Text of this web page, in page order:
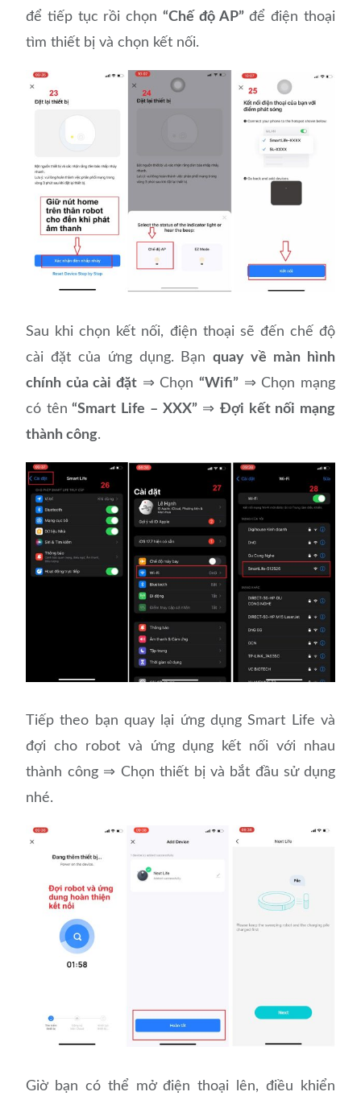
để tiếp tục rồi chọn “Chế độ AP”để điện thoại
tìm thiết bị và chọn kết nối.
Sau khi chọn kết nối, điện thoại sẽ đến chế độ
cài đặt của ứng dụng. Bạnquay về màn hình
chính của cài đặt ⇒ Chọn “Wifi”⇒ Chọn mạng
có tên “Smart Life – XXX”⇒ Đợi kết nối mạng
thành công.
Tiếp theo bạn quay lại ứng dụng Smart Life và
đợi cho robot và ứng dụng kết nối với nhau
thành công ⇒ Chọn thiết bị và bắt đầu sử dụng
nhé.
Giờ bạn có thể mở điện thoại lên, điều khiển